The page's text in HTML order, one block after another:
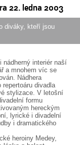
22. ledna 2003
diváky, kteří jsou
nádherný interiér naší
a mnohem víc se
Nádhera
divadla
stylizace. V letošní
formu
hereckým
lyrické i divadelní
i dramatického
heroiny Medey,